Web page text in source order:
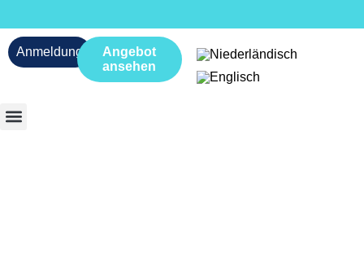
Anmeldung
Angebot
ansehen